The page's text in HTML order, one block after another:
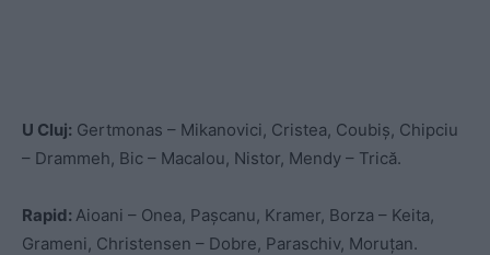
U Cluj: Gertmonas – Mikanovici, Cristea, Coubiș, Chipciu
– Drammeh, Bic – Macalou, Nistor, Mendy – Trică.
Rapid: Aioani – Onea, Pașcanu, Kramer, Borza – Keita,
Grameni, Christensen – Dobre, Paraschiv, Moruțan.